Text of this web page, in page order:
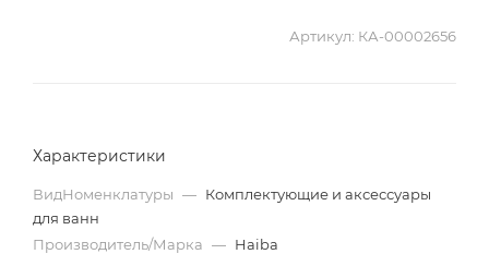
Артикул: КА-00002656
Характеристики
ВидНоменклатуры — Комплектующие и аксессуары
для ванн
Производитель/Марка — Haiba